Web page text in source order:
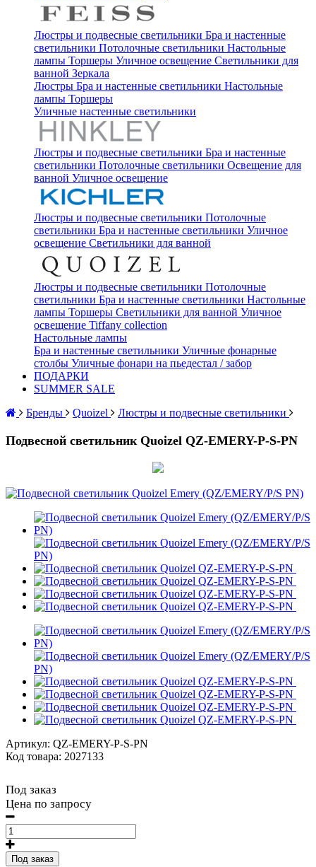
Люстры и подвесные светильники Бра и настенные
светильники Потолочные светильники Настольные
лампы Торшеры Уличное освещение Светильники для
ванной Зеркала
Люстры Бра и настенные светильники Настольные
лампы Торшеры
Уличные настенные светильники
Люстры и подвесные светильники Бра и настенные
светильники Потолочные светильники Освещение для
ванной Уличное освещение
Люстры и подвесные светильники Потолочные
светильники Бра и настенные светильники Уличное
освещение Светильники для ванной
Люстры и подвесные светильники Потолочные
светильники Бра и настенные светильники Настольные
лампы Торшеры Светильники для ванной Уличное
освещение Tiffany collection
Настольные лампы
Бра и настенные светильники Уличные фонарные
столбы Уличные фонари на пьедестал / забор
ПОДАРКИ
SUMMER SALE
Бренды
Quoizel Люстры и подвесные светильники
Подвесной светильник Quoizel QZ-EMERY-P-S-PN
Артикул: QZ-EMERY-P-S-PN
Код товара: 2027133
Под заказ
Цена по запросу
Под заказ